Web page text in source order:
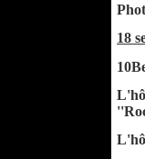
18